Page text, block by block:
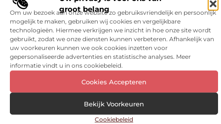
groot belang
Om uw bezoek aan onze website zo gebruiksvriendelijk en persoonlijk
mogelijk te maken, gebruiken wij cookies en vergelijkbare
technologieën. Hiermee verkrijgen we inzicht in hoe onze site wordt
gebruikt, zodat we onze diensten kunnen verbeteren. Afhankelijk van
uw voorkeuren kunnen we ook cookies inzetten voor
gepersonaliseerde advertenties en statistische analyses. Meer
informatie vindt u in ons cookiebeleid.
Cookies Accepteren
Bekijk Voorkeuren
Cookiebeleid
zijn
Financieel // Lees verder »